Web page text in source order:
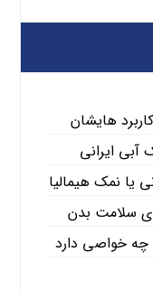
هایشان
آبی ایرانی
یا نمک هیمالیا
سلامت بدن
خواصی دارد